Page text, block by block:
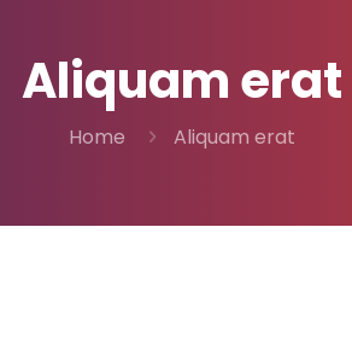
Aliquam erat
Home Aliquam erat